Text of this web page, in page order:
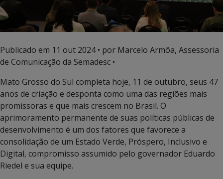
Publicado em 11 out 2024• por Marcelo Armôa, Assessoria
de Comunicação da Semadesc •
Mato Grosso do Sul completa hoje, 11 de outubro, seus 47
anos de criação e desponta como uma das regiões mais
promissoras e que mais crescem no Brasil. O
aprimoramento permanente de suas políticas públicas de
desenvolvimento é um dos fatores que favorece a
consolidação de um Estado Verde, Próspero, Inclusivo e
Digital, compromisso assumido pelo governador Eduardo
Riedel e sua equipe.